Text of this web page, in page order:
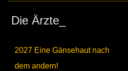
Die Ärzte_
2027 Eine Gänsehaut nach
dem andern!